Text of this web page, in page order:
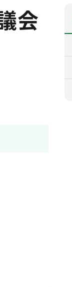
会